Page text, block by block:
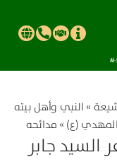
» النبي وأهل بيته
المهدي (ع) » مدائحه
السيد جابر